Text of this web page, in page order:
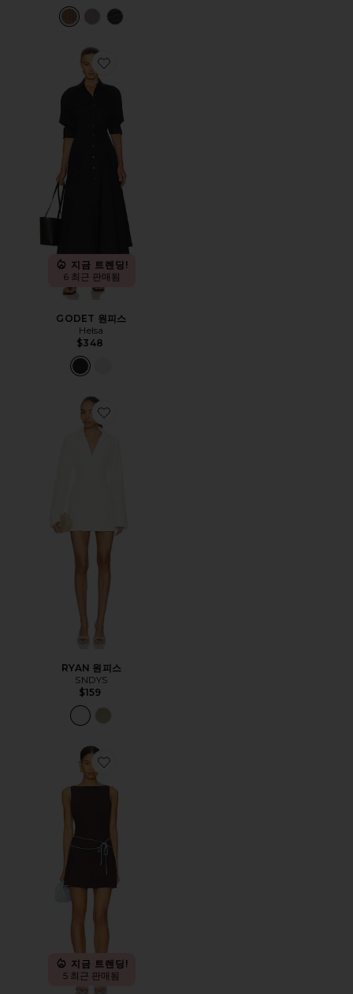
Favorite GODET 원피스
지금 트렌딩!
6 최근 판매됨
GODET 원피스
Helsa
$348
Favorite RYAN 원피스
RYAN 원피스
SNDYS
$159
Favorite SCOTLYN 원피스
지금 트렌딩!
5 최근 판매됨